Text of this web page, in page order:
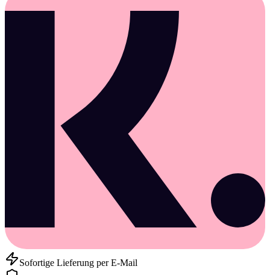
Sofortige Lieferung per E-Mail